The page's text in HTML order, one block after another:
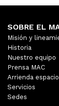
SOBRE EL
Misión y
Historia
Nuestro equipo
Prensa MAC
Arrienda
Servicios
Sedes